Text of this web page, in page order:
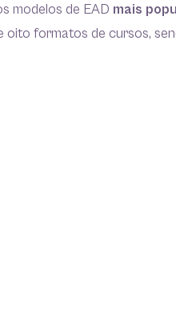
modelos de EAD mais
formatos de cursos,